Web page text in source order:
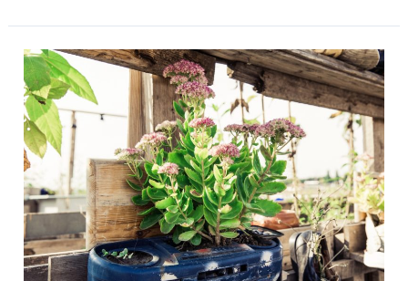
„Pflanzenpower
für
Balkon
und
Terrasse:
Wie
verwandelst
du
deinen